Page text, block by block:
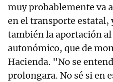
muy probablemente va
en el transporte estatal,
también la aportación al
autonómico, que de
Hacienda. "No se
prolongara. No sé si en